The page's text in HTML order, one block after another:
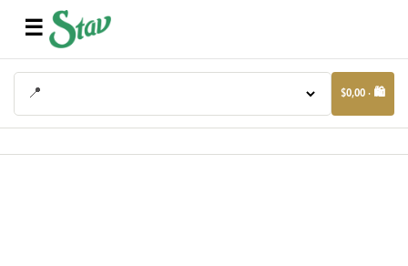
☰
📍 $0,00 · 🛍️